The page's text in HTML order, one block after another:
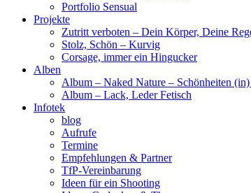
Portfolio Sensual
Projekte
Zutritt verboten – Dein Körper, Deine
Stolz, Schön – Kurvig
Corsage, immer ein Hingucker
Alben
Album – Naked Nature – Schönheiten
Album – Lack, Leder Fetisch
Infotek
blog
Aufrufe
Termine
Empfehlungen & Partner
TfP-Vereinbarung
Ideen für ein Shooting